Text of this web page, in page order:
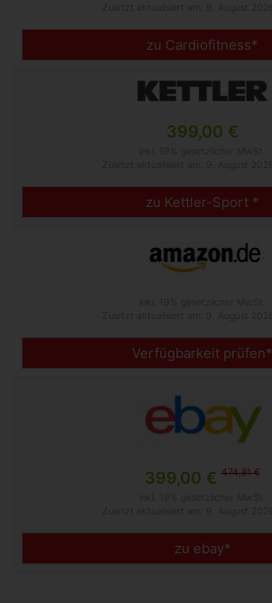
zu Cardiofitness*
399,00 €
zu Kettler-Sport *
Verfügbarkeit prüfen*
399,00 € 474,81 €
zu ebay*